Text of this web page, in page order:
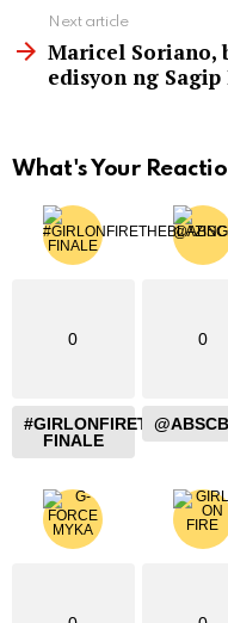
Next article
Maricel Soriano,
edisyon ng
What's Your
0
FINALE
0